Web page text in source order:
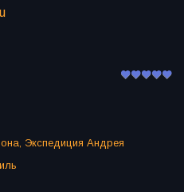
, Экспедиция Андрея